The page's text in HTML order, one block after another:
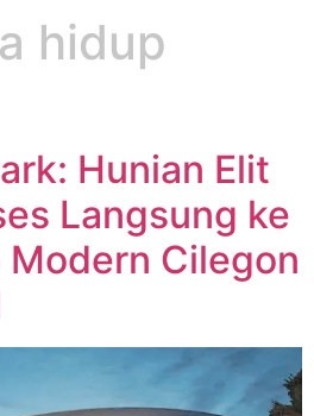
hidup
Hunian Elit
Langsung ke
Modern Cilegon